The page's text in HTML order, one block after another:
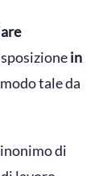
in
tale da
di